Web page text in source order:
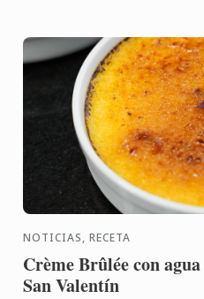
NOTICIAS, RECETA
Crème Brûlée con
San Valentín